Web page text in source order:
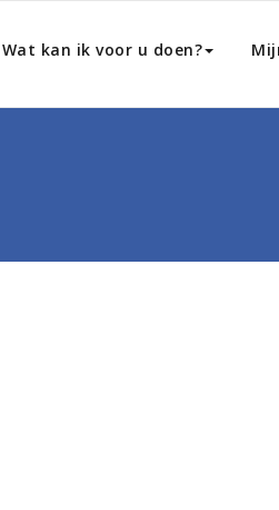
Wat kan ik voor u doen?